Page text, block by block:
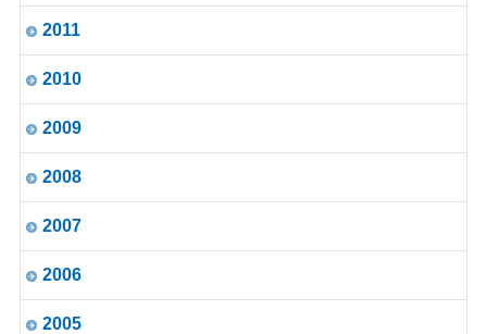
2011
2010
2009
2008
2007
2006
2005